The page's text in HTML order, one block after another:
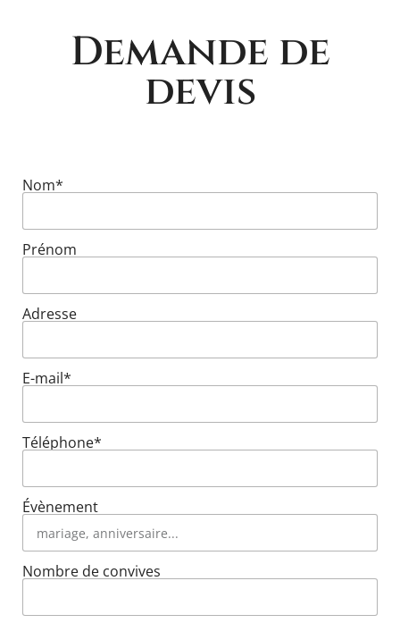
Demande de
devis
Nom*
Prénom
Adresse
E-mail*
Téléphone*
Évènement
Nombre de convives